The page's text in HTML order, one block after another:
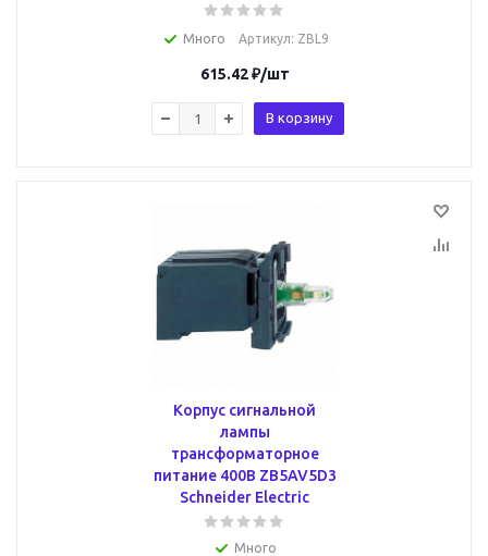
Много Артикул: ZBL9
615.42₽/шт
В корзину
Корпус сигнальной
лампы
трансформаторное
питание 400В ZB5AV5D3
Schneider Electric
Много